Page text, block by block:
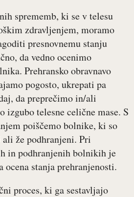
sprememb, ki se v telesu
zdravljenjem, moramo
presnovnemu stanju
da vedno ocenimo
Prehransko obravnavo
pogosto, ukrepati pa
da preprečimo in/ali
izgubo telesne celične mase. S
poiščemo bolnike, ki so
že podhranjeni. Pri
in podhranjenih bolnikih je
ocena stanja prehranjenosti.
proces, ki ga sestavljajo